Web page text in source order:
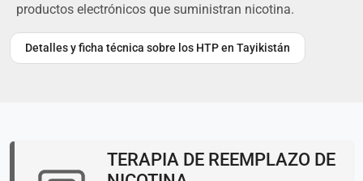
productos electrónicos que suministran nicotina.
Detalles y ficha técnica sobre los HTP en Tayikistán
TERAPIA DE REEMPLAZO DE